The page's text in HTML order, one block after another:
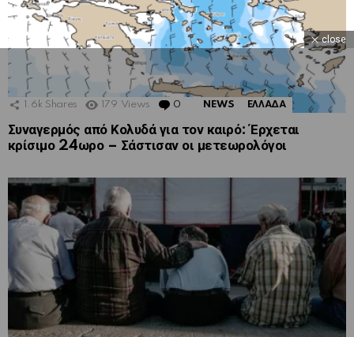
1.6k Shares 179 Views 0 Comments
NEWS ΕΛΛΑΔΑ
Συναγερμός από Κολυδά για τον καιρό: Έρχεται
κρίσιμο 24ωρο – Σάστισαν οι μετεωρολόγοι
close